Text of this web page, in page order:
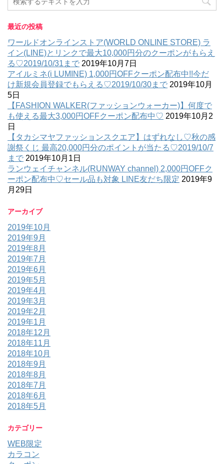
最近の投稿
ワールドオンラインストア(WORLD ONLINE STORE) ラ
イン(LINE)とリンクで最大10,000円分のクーポンがもらえ
る♡2019/10/31まで 2019年10月7日
アイルミネ(i LUMINE) 1,000円OFFクーポン配布中!!今だ
け新規会員登録でもらえる♡2019/10/30まで 2019年10月
5日
【FASHION WALKER(ファッションウォーカー)】何度で
も使える最大3,000円OFFクーポン配布中♡ 2019年10月2
日
【タカシマヤファッションスクエア】はずれなし♡秋の感
謝祭くじ 最高20,000円分のポイントが当たる♡2019/10/7
まで 2019年10月1日
ランウェイチャンネル(RUNWAY channel) 2,000円OFFク
ーポン配布中♡セール品も対象 LINE友だち限定 2019年9
月29日
アーカイブ
2019年10月
2019年9月
2019年8月
2019年7月
2019年6月
2019年5月
2019年4月
2019年3月
2019年2月
2019年1月
2018年12月
2018年11月
2018年10月
2018年9月
2018年8月
2018年7月
2018年6月
2018年5月
カテゴリー
WEB限定
カラコン